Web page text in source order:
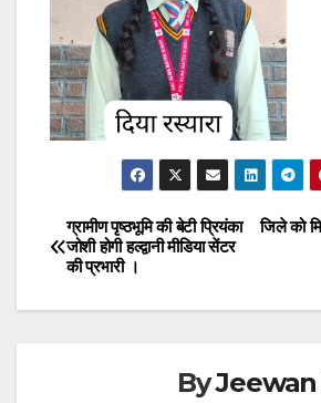
Post
navigation
जिले को
ग्रामीण पृष्ठभूमि की बेटी प्रियंका
जोशी होगी हल्द्वानी मीडिया सेंटर
की प्रभारी ।
By